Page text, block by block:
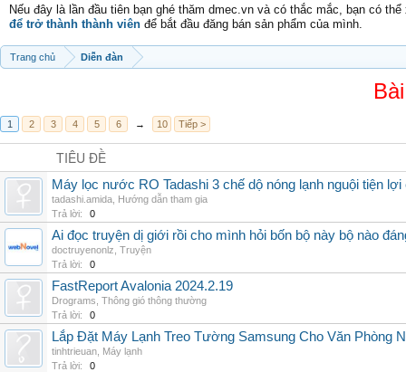
Nếu đây là lần đầu tiên bạn ghé thăm dmec.vn và có thắc mắc, bạn có
để trở thành thành viên để bắt đầu đăng bán sản phẩm của mình.
Trang chủ Diễn đàn
1 2 3 4 5 6 → 10 Tiếp >
TIÊU ĐỀ
Máy lọc nước RO Tadashi 3 chế dộ nóng lạnh nguội tiện lợi
tadashi.amida Hướng dẫn tham gia
Trả lời:
0
Ai đọc truyện dị giới rồi cho mình hỏi bốn bộ này bộ nào
doctruyenonlz Truyện
Trả lời:
0
FastReport Avalonia 2024.2.19
Drograms Thông gió thông thường
Trả lời:
0
Lắp Đặt Máy Lạnh Treo Tường Samsung Cho Văn Phòng
tinhtrieuan Máy lạnh
Trả lời:
0